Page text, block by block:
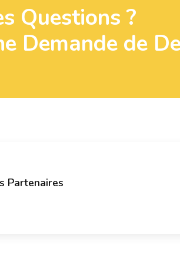
Questions ?
Demande de
Partenaires